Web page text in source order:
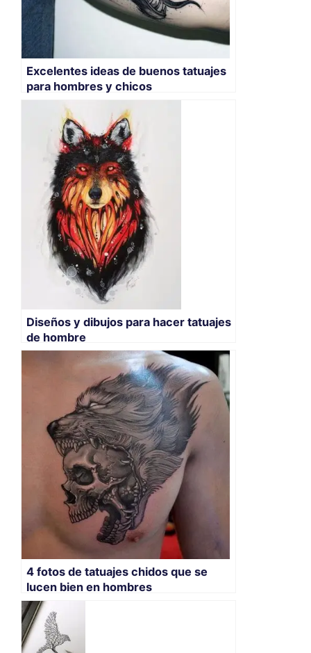
Excelentes ideas de buenos tatuajes
para hombres y chicos
Diseños y dibujos para hacer tatuajes
de hombre
4 fotos de tatuajes chidos que se
lucen bien en hombres